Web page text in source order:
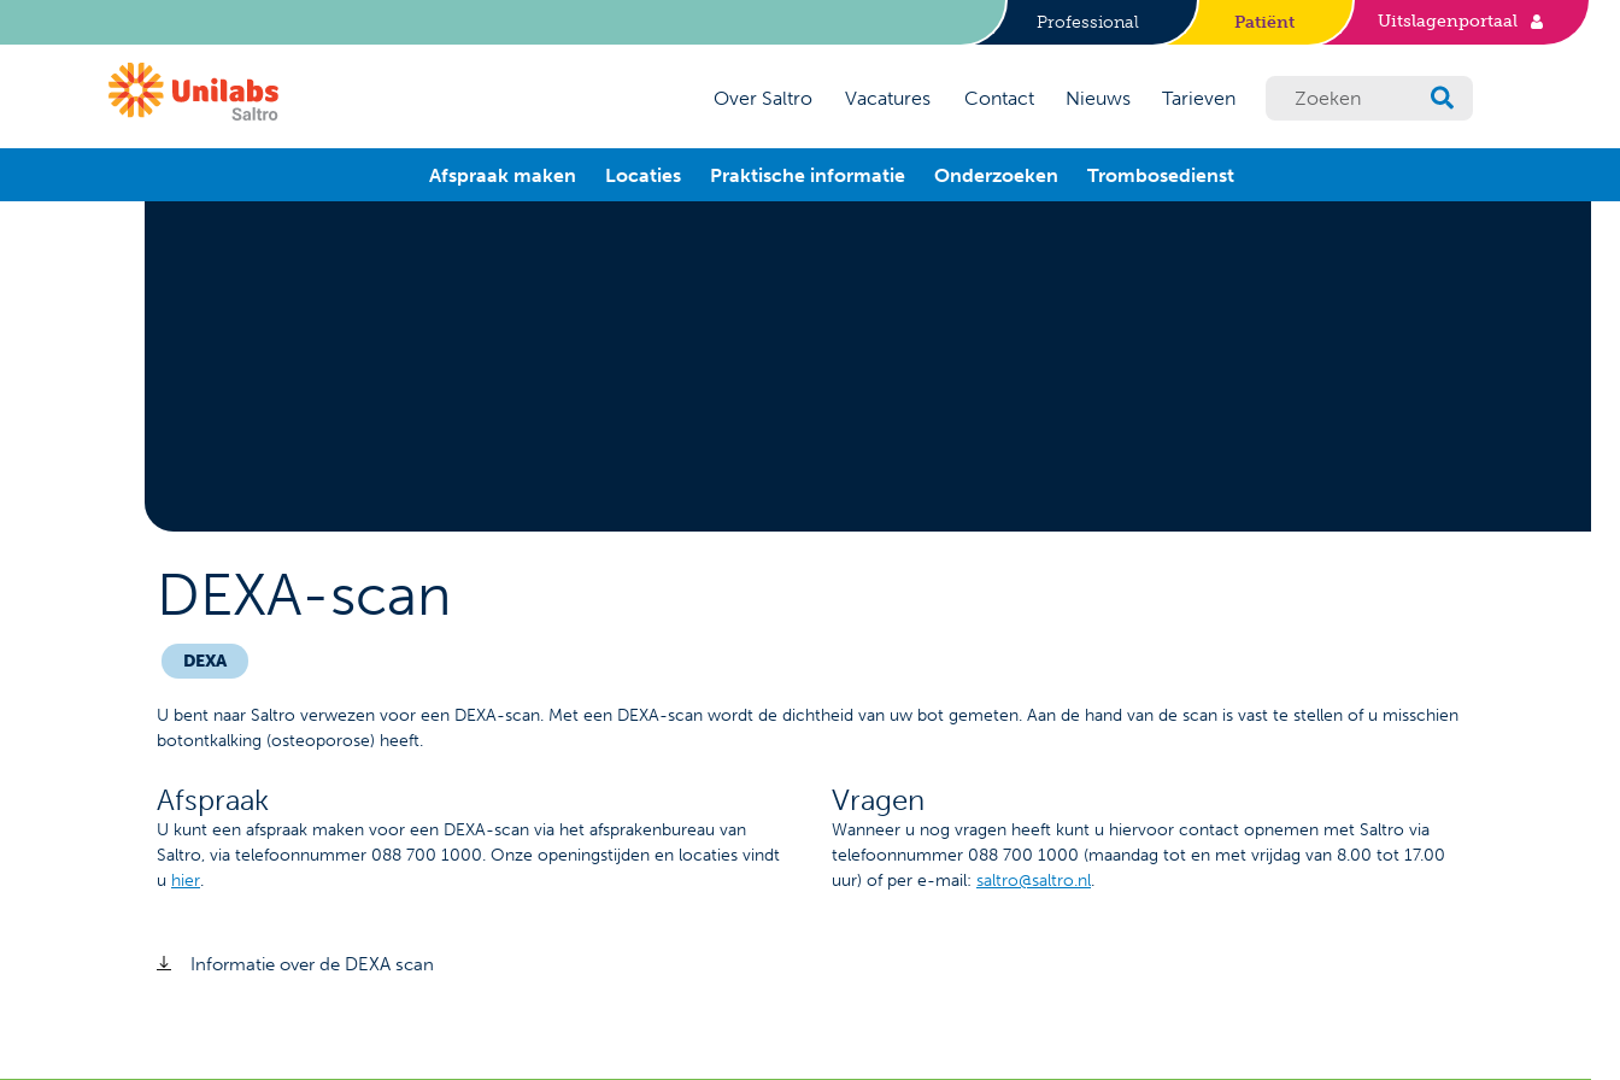
Professional Patiënt Uitslagenportaal
Over Saltro Vacatures Contact Nieuws Tarieven
Afspraak maken Locaties Praktische informatie Onderzoeken Trombosedienst
DEXA-scan
DEXA
U bent naar Saltro verwezen voor een DEXA-scan. Met een DEXA-scan wordt de dichtheid van uw bot gemeten. Aan de hand van de scan is vast te stellen of u misschien
botontkalking (osteoporose) heeft.
Afspraak
U kunt een afspraak maken voor een DEXA-scan via het afsprakenbureau van
Saltro, via telefoonnummer 088 700 1000. Onze openingstijden en locaties vindt
u hier.
Vragen
Wanneer u nog vragen heeft kunt u hiervoor contact opnemen met Saltro via
telefoonnummer 088 700 1000 (maandag tot en met vrijdag van 8.00 tot 17.00
uur) of per e-mail: saltro@saltro.nl.
Informatie over de DEXA scan